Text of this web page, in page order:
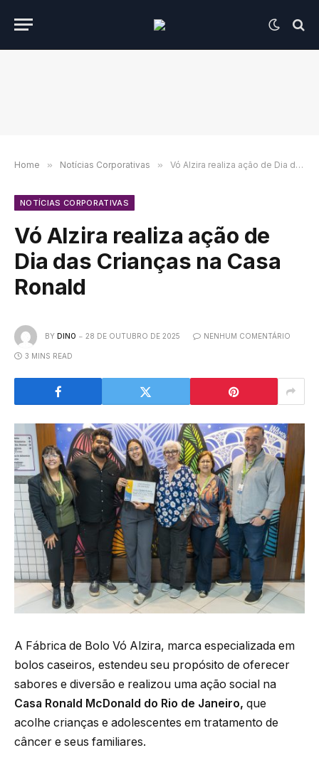
Home » Notícias Corporativas » Vó Alzira realiza ação de Dia das Crianças na Casa Ronald
NOTÍCIAS CORPORATIVAS
Vó Alzira realiza ação de
Dia das Crianças na Casa
Ronald
BY DINO 28 DE OUTUBRO DE 2025 NENHUM COMENTÁRIO
3 MINS READ
A Fábrica de Bolo Vó Alzira, marca especializada em
bolos caseiros, estendeu seu propósito de oferecer
sabores e diversão e realizou uma ação social na
Casa Ronald McDonald do Rio de Janeiro, que
acolhe crianças e adolescentes em tratamento de
câncer e seus familiares.